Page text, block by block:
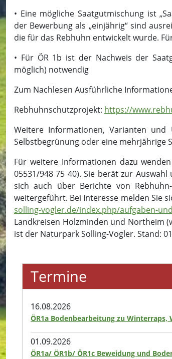
• Eine mögliche Saatgutmischung ist
der Bewerbung als „einjährig“ sind
die für das Rebhuhn entwickelt wurde.
• Für ÖR 1b ist der Nachweis der
möglich) notwendig
Zum Nachlesen Ausführliche
Rebhuhnschutzprojekt: https://
Weitere Informationen, Varianten und
Selbstbegrünung oder eine mehrjährige
Für weitere Informationen dazu
05531/948 75 40). Sie berät zur
sich auch über Berichte von
weitergeführt. Bei Interesse melden Sie
solling-vogler.de/index.php/aufgaben-
Landkreisen Holzminden und Northeim
ist der Naturpark Solling-Vogler. Stand:
Termine
16.08.2026
ÖR1a Bodenbearbeitung zu
01.09.2026
ÖR1a/ ÖR1b/ ÖR1c Beweidung und